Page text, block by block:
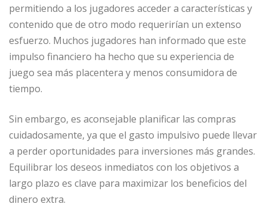
permitiendo a los jugadores acceder a características y
contenido que de otro modo requerirían un extenso
esfuerzo. Muchos jugadores han informado que este
impulso financiero ha hecho que su experiencia de
juego sea más placentera y menos consumidora de
tiempo.
Sin embargo, es aconsejable planificar las compras
cuidadosamente, ya que el gasto impulsivo puede llevar
a perder oportunidades para inversiones más grandes.
Equilibrar los deseos inmediatos con los objetivos a
largo plazo es clave para maximizar los beneficios del
dinero extra.